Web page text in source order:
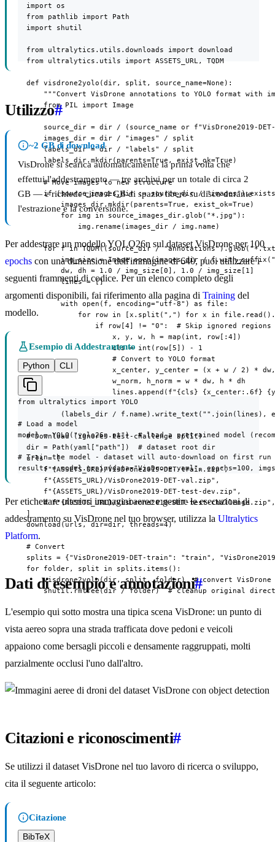
  import os
  from pathlib import Path
  import shutil
  from ultralytics.utils.downloads import download
  from ultralytics.utils import ASSETS_URL, TQDM
  def visdrone2yolo(dir, split, source_name=None):
"""Convert VisDrone annotations to YOLO format with
      from PIL import Image
source_dir = dir / (source_name or f"VisDrone2019-
      images_dir = dir / "images" / split
      labels_dir = dir / "labels" / split
      labels_dir.mkdir(parents=True, exist_ok=True)
      # Move images to new structure
if (source_images_dir := source_dir /
          images_dir.mkdir(parents=True, exist_ok=True)
          for img in source_images_dir.glob("*.jpg"):
              img.rename(images_dir / img.name)
for f in TQDM((source_dir /
img_size = Image.open(images_dir /
          dw, dh = 1.0 / img_size[0], 1.0 / img_size[1]
          lines = []
          with open(f, encoding="utf-8") as file:
for row in [x.split(",") for x in
                  if row[4] != "0":  # Skip ignored regions
                      x, y, w, h = map(int, row[:4])
                      cls = int(row[5]) - 1
                      # Convert to YOLO format
x_center, y_center = (x + w / 2) *
                      w_norm, h_norm = w * dw, h * dh
lines.append(f"{cls} {x_center:.6f}
(labels_dir / f.name).write_text("".join(lines),
  # Download (ignores test-challenge split)
  dir = Path(yaml["path"])  # dataset root dir
  urls = [
      f"{ASSETS_URL}/VisDrone2019-DET-train.zip",
      f"{ASSETS_URL}/VisDrone2019-DET-val.zip",
      f"{ASSETS_URL}/VisDrone2019-DET-test-dev.zip",
      # f"{ASSETS_URL}/VisDrone2019-DET-test-challenge.zip",
  ]
  download(urls, dir=dir, threads=4)
  # Convert
splits = {"VisDrone2019-DET-train": "train",
  for folder, split in splits.items():
visdrone2yolo(dir, split, folder)  # convert
shutil.rmtree(dir / folder)  # cleanup original
Utilizzo#
~2 GB di download
VisDrone si scarica automaticamente la prima volta che
effettui l'addestramento — tre archivi per un totale di circa 2
GB — e richiede circa 4 GB di spazio libero su disco durante
l'estrazione e la conversione.
Per addestrare un modello YOLO26n sul dataset VisDrone per 100
epochs con una dimensione dell'immagine di 640, puoi utilizzare i
seguenti frammenti di codice. Per un elenco completo degli
argomenti disponibili, fai riferimento alla pagina di Training del
modello.
Esempio di Addestramento
Python
CLI
from ultralytics import YOLO
# Load a model
model = YOLO("yolo26n.pt")  # load a pretrained model
# Train the model - dataset will auto-download on first run
results = model.train(data="VisDrone.yaml", epochs=100,
Per etichettare ulteriori immagini aeree e gestire le esecuzioni di
addestramento su VisDrone nel tuo browser, utilizza la Ultralytics
Platform.
Dati di esempio e annotazioni#
L'esempio qui sotto mostra una tipica scena VisDrone: un punto di
vista aereo sopra una strada trafficata dove pedoni e veicoli
appaiono come bersagli piccoli e densamente raggruppati, molti
parzialmente occlusi l'uno dall'altro.
Citazioni e riconoscimenti#
Se utilizzi il dataset VisDrone nel tuo lavoro di ricerca o sviluppo,
cita il seguente articolo:
Citazione
BibTeX